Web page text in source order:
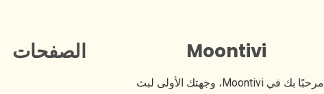
Moontivi
مرحبًا بك في Moontivi، وجهتك الأولى لبث
الصفحات